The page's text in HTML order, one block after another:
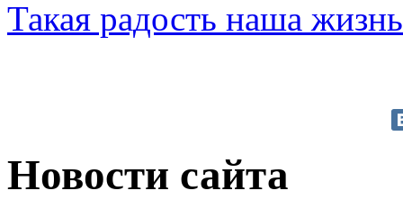
Такая радость наша жизнь
Новости сайта